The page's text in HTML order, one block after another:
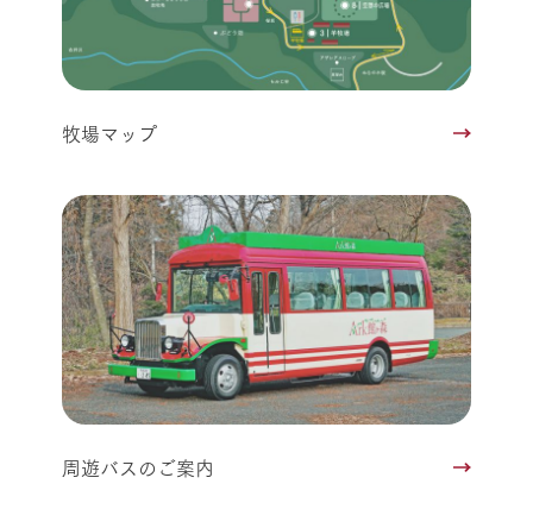
牧場マップ
周遊バスのご案内